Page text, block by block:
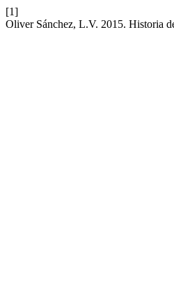
[1]
Oliver Sánchez, L.V. 2015. Historia